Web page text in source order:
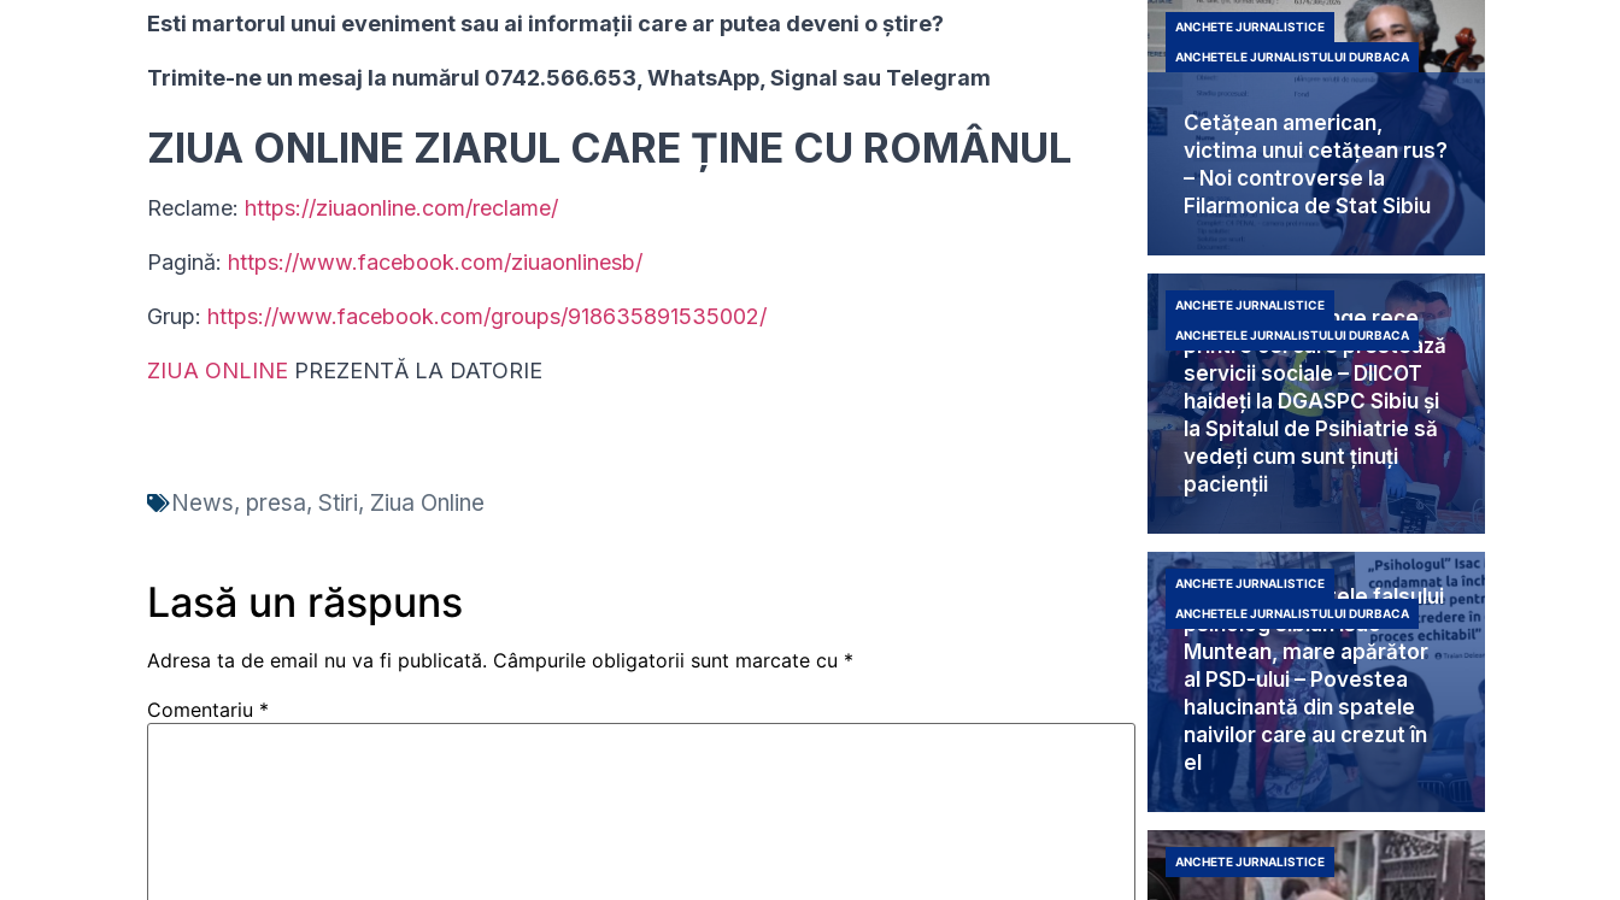
Esti martorul unui eveniment sau ai informaţii care ar putea deveni o ştire?
Trimite-ne un mesaj la numărul 0742.566.653, WhatsApp, Signal sau Telegram
ZIUA ONLINE ZIARUL CARE ȚINE CU ROMÂNUL
Reclame: https://ziuaonline.com/reclame/
Pagină: https://www.facebook.com/ziuaonlinesb/
Grup: https://www.facebook.com/groups/918635891535002/
ZIUA ONLINE PREZENTĂ LA DATORIE
News, presa, Stiri, Ziua Online
Lasă un răspuns
Adresa ta de email nu va fi publicată. Câmpurile obligatorii sunt marcate cu *
Comentariu *
Cetățean american,
victima unui cetățean rus?
– Noi controverse la
Filarmonica de Stat Sibiu
ANCHETE JURNALISTICE
ANCHETELE JURNALISTULUI DURBACA
Criminali cu sânge rece
printre cei care prestează
servicii sociale – DIICOT
haideți la DGASPC Sibiu și
la Spitalul de Psihiatrie să
vedeți cum sunt ținuți
pacienții
ANCHETE JURNALISTICE
ANCHETELE JURNALISTULUI DURBACA
Umbra din spatele falsului
psiholog sibian Isac
Muntean, mare apărător
al PSD-ului – Povestea
halucinantă din spatele
naivilor care au crezut în
el
ANCHETE JURNALISTICE
ANCHETELE JURNALISTULUI DURBACA
ANCHETE JURNALISTICE